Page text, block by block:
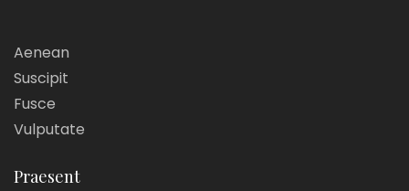
Aenean
Suscipit
Fusce
Vulputate
Praesent